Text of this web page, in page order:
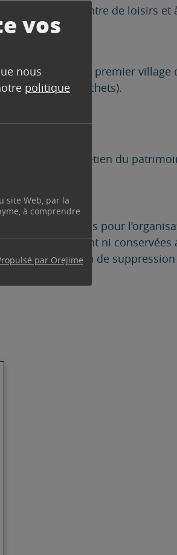
vos
nous
politique
site Web, par la
à comprendre
par Orejime
sorties au centre de loisirs et
Saint-Michel
, premier village
de déchets).
et l’entretien du
utilisées pour
elles ne seront ni conservées
rectification ou de